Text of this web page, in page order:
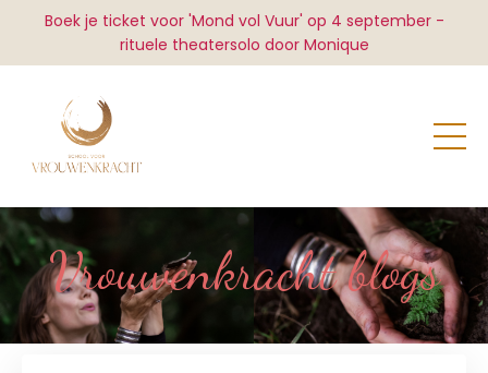
Boek je ticket voor 'Mond vol Vuur' op 4 september -
rituele theatersolo door Monique
Vrouwenkracht blogs